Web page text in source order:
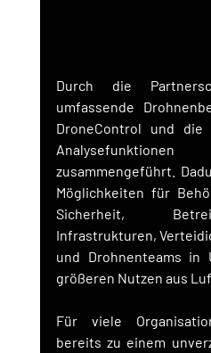
Durch die
umfassende
DroneControl und
zusammengeführt.
Möglichkeiten für
Sicherheit,
Infrastrukturen,
und Drohnenteams in
größeren Nutzen aus
Für viele
bereits zu einem